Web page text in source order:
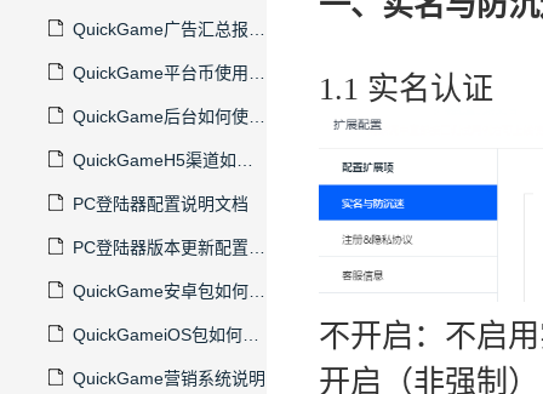
QuickGame广告汇总报表使用说明
QuickGame平台币使用说明
QuickGame后台如何使用钉钉授权登录
QuickGameH5渠道如何生成最终链接地址
PC登陆器配置说明文档
PC登陆器版本更新配置说明
QuickGame安卓包如何接入TapTap数据SDK
QuickGameiOS包如何接入头条巨量数据SDK
QuickGame营销系统说明
1.1 实名认证
不开启：不启
开启（非强制